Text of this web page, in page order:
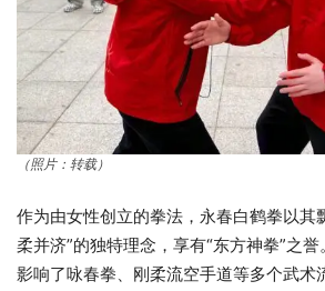
（照片：转载）
作为由女性创立的拳法，永春白鹤拳以其
柔并济”的独特理念，享有“东方神拳”之
影响了咏春拳、刚柔流空手道等多个武术